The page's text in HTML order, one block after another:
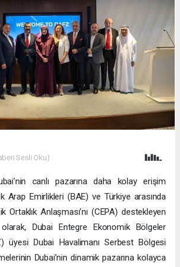
Sesli Oku)
canlı pazarına daha kolay erişim
Arap Emirlikleri (BAE) ve Türkiye arasında
Ortaklık Anlaşması’nı (CEPA) destekleyen
Dubai Entegre Ekonomik Bölgeler
üyesi Dubai Havalimanı Serbest Bölgesi
Dubai’nin dinamik pazarına kolayca